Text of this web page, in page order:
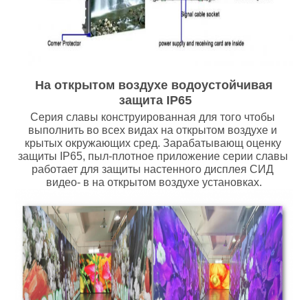
На открытом воздухе водоустойчивая
защита IP65
Серия славы конструированная для того чтобы
выполнить во всех видах на открытом воздухе и
крытых окружающих сред. Зарабатывающ оценку
защиты IP65, пыл-плотное приложение серии славы
работает для защиты настенного дисплея СИД
видео- в на открытом воздухе установках.